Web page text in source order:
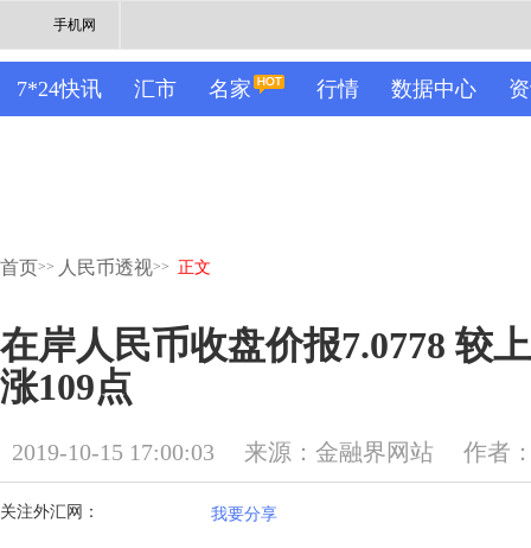
手机网
7*24快讯 汇市 名家 行情 数据中心
首页>> 人民币透视>> 正文
在岸人民币收盘价报7.0778 较
涨109点
2019-10-15 17:00:03 来源：金融界网站 作者
关注外汇网： 我要分享